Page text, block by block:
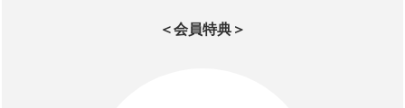
＜会員特典＞